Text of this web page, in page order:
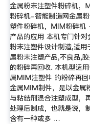
金属粉末注塑件粉碎机，
粉碎机-智能制造网金属
塑件粉碎机，MIM粉碎机
产品的应用 本机专门针对
粉末注塑件设计制造,适用
属粉末注塑产品,不良品,
的粉碎再回收. 本机型适
属MIM注塑件 的粉碎再回
金属MIM制件，是以金属
与粘结剂混合注塑成型，
处理后制成，也就是说，
含有一种或多 …